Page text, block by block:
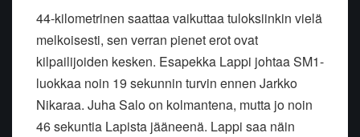
44-kilometrinen saattaa vaikuttaa tuloksiinkin vielä
melkoisesti, sen verran pienet erot ovat
kilpailijoiden kesken. Esapekka Lappi johtaa SM1-
luokkaa noin 19 sekunnin turvin ennen Jarkko
Nikaraa. Juha Salo on kolmantena, mutta jo noin
46 sekuntia Lapista jääneenä. Lappi saa näin